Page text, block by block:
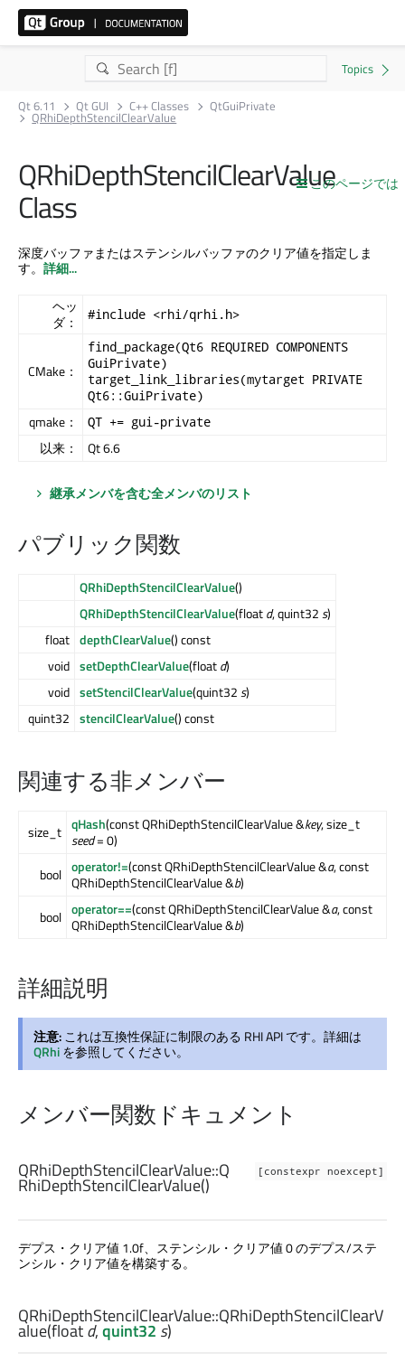
Qt 6.11 Qt GUI C++ Classes QtGuiPrivate
QRhiDepthStencilClearValue
このページでは
QRhiDepthStencilClearValue
Class
深度バッファまたはステンシルバッファのクリア値を指定しま
す。 詳細...
ヘッ
ダ：
#include <rhi/qrhi.h>
CMake：
find_package(Qt6 REQUIRED COMPONENTS
GuiPrivate)
target_link_libraries(mytarget PRIVATE
Qt6::GuiPrivate)
qmake： QT += gui-private
以来： Qt 6.6
継承メンバを含む全メンバのリスト
パブリック関数
QRhiDepthStencilClearValue()
QRhiDepthStencilClearValue(floatd, quint32s)
float depthClearValue() const
void setDepthClearValue(floatd)
void setStencilClearValue(quint32s)
quint32 stencilClearValue() const
関連する非メンバー
size_t qHash(const QRhiDepthStencilClearValue &key, size_t
seed= 0)
bool operator!=(const QRhiDepthStencilClearValue &a, const
QRhiDepthStencilClearValue &b)
bool operator==(const QRhiDepthStencilClearValue &a, const
QRhiDepthStencilClearValue &b)
詳細説明
注意:これは互換性保証に制限のある RHI API です。詳細は
QRhiを参照してください。
メンバー関数ドキュメント
[constexpr noexcept]
QRhiDepthStencilClearValue::Q
RhiDepthStencilClearValue()
デプス・クリア値 1.0f、ステンシル・クリア値 0 のデプス/ステ
ンシル・クリア値を構築する。
QRhiDepthStencilClearValue::QRhiDepthStencilClearV
alue(floatd,quint32 s)